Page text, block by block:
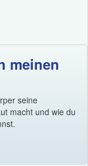
meinen
seine
macht und wie du